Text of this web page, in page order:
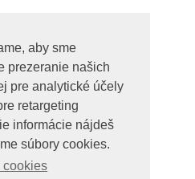
aby sme
prezeranie našich
pre analytické účely
retargeting
informácie nájdeš
súbory cookies.
cookies